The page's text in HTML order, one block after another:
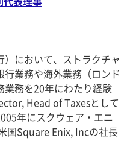
において、ストラクチャ
業務や海外業務（ロンド
業務を20年にわたり経験
Head of Taxesとして
年にスクウェア・エニ
国Square Enix, Incの社長